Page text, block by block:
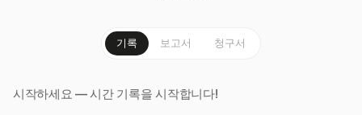
기록 보고서 청구서
시작하세요 — 시간 기록을 시작합니다!